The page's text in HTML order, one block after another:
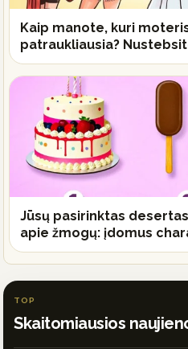
Kaip manote, kuri
patraukliausia?
Jūsų pasirinktas
apie žmogų: įdomus
TOP
Skaitomiausios